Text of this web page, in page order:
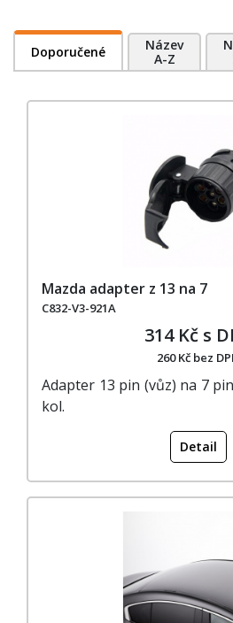
Doporučené
Název
A-Z
Mazda adapter z 13 na 7
C832-V3-921A
314 Kč s
260 Kč bez
Adapter 13 pin (vůz) na 7
kol.
Detail